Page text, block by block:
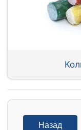
Назад